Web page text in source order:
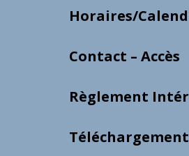
Horaires/
Contact – Accès
Règlement